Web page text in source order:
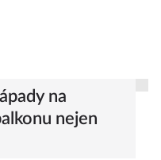
na
nejen